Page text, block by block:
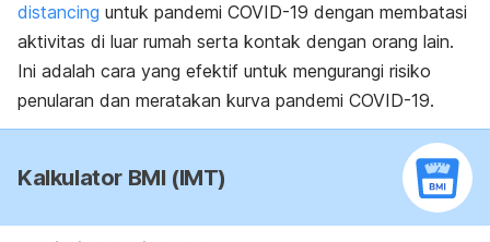
distancing untuk pandemi COVID-19 dengan membatasi
aktivitas di luar rumah serta kontak dengan orang lain.
Ini adalah cara yang efektif untuk mengurangi risiko
penularan dan meratakan kurva pandemi COVID-19.
Kalkulator BMI (IMT)